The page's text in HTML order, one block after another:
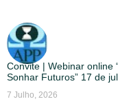
Convite | Webinar online
Sonhar Futuros” 17 de
7 Julho, 2026